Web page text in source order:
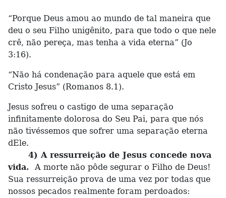
“Porque Deus amou ao mundo de tal maneira que
deu o seu Filho unigênito, para que todo o que nele
crê, não pereça, mas tenha a vida eterna” (Jo
3:16).
“Não há condenação para aquele que está em
Cristo Jesus” (Romanos 8.1).
Jesus sofreu o castigo de uma separação
infinitamente dolorosa do Seu Pai, para que nós
não tivéssemos que sofrer uma separação eterna
dEle.
4) A ressurreição de Jesus concede nova
vida.
A morte não pôde segurar o Filho de Deus!
Sua ressurreição prova de uma vez por todas que
nossos pecados realmente foram perdoados: